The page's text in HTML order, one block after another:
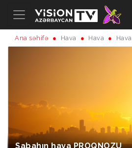
Ana səhifə Hava Hava Hava
Sabahın hava PROQNOZU